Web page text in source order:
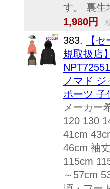
す。 裏生
1,980円
383.
【
規取扱店
ノマド
ポーツ 子
メーカー
120 130
41cm
46cm 袖
115cm
～57cm